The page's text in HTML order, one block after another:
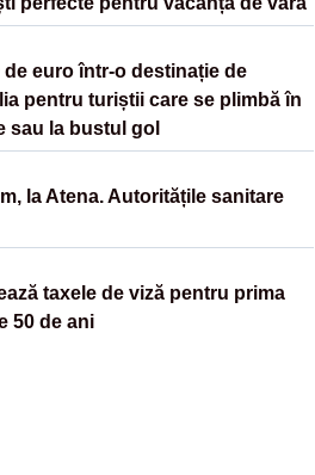
de euro într-o destinație de
pentru turiștii care se plimbă în
sau la bustul gol
la Atena. Autoritățile sanitare
taxele de viză pentru prima
50 de ani